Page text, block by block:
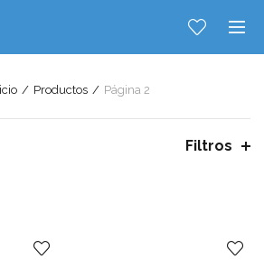
Productos Página 2
Filtros